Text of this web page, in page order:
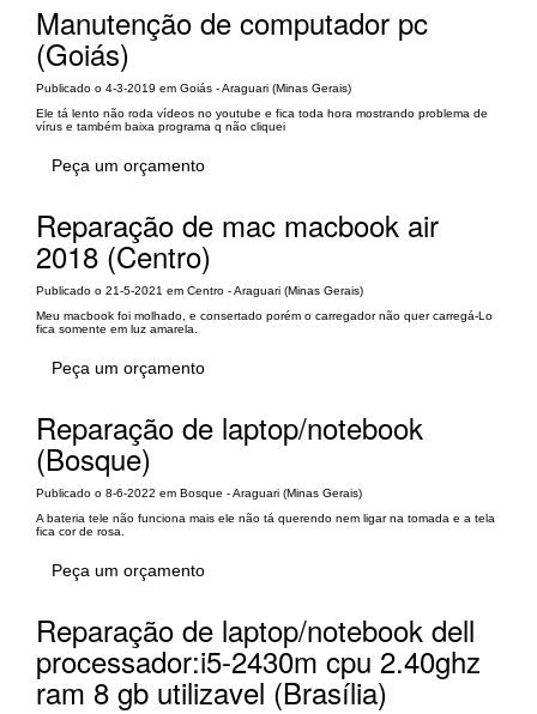
Manutenção de computador pc
(Goiás)
Publicado o 4-3-2019 em Goiás - Araguari (Minas Gerais)
Ele tá lento não roda vídeos no youtube e fica toda hora mostrando problema de
vírus e também baixa programa q não cliquei
Peça um orçamento
Reparação de mac macbook air
2018 (Centro)
Publicado o 21-5-2021 em Centro - Araguari (Minas Gerais)
Meu macbook foi molhado, e consertado porém o carregador não quer carregá-Lo
fica somente em luz amarela.
Peça um orçamento
Reparação de laptop/notebook
(Bosque)
Publicado o 8-6-2022 em Bosque - Araguari (Minas Gerais)
A bateria tele não funciona mais ele não tá querendo nem ligar na tomada e a tela
fica cor de rosa.
Peça um orçamento
Reparação de laptop/notebook dell
processador:i5-2430m cpu 2.40ghz
ram 8 gb utilizavel (Brasília)